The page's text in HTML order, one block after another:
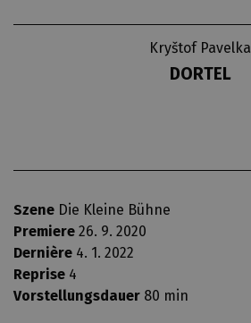
Kryštof Pavelka
DORTEL
Szene Die Kleine Bühne
Premiere 26. 9. 2020
Dernière 4. 1. 2022
Reprise 4
Vorstellungsdauer 80 min